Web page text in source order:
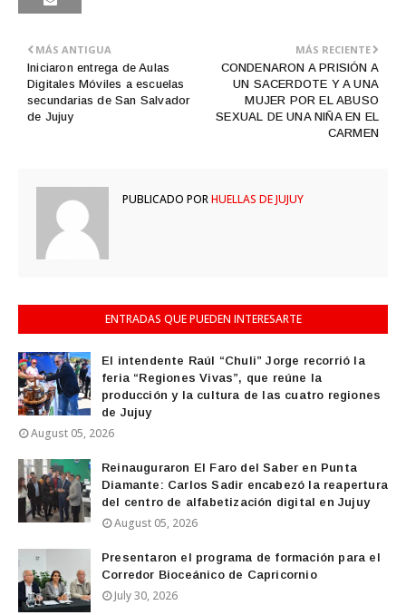
MÁS RECIENTE
CONDENARON A PRISIÓN A
UN SACERDOTE Y A UNA
MUJER POR EL ABUSO
SEXUAL DE UNA NIÑA EN EL
CARMEN
MÁS ANTIGUA
Iniciaron entrega de Aulas
Digitales Móviles a escuelas
secundarias de San Salvador
de Jujuy
PUBLICADO PORHUELLAS DE JUJUY
ENTRADAS QUE PUEDEN INTERESARTE
El intendente Raúl “Chuli” Jorge recorrió la
feria “Regiones Vivas”, que reúne la
producción y la cultura de las cuatro regiones
de Jujuy
August 05, 2026
Reinauguraron El Faro del Saber en Punta
Diamante: Carlos Sadir encabezó la reapertura
del centro de alfabetización digital en Jujuy
August 05, 2026
Presentaron el programa de formación para el
Corredor Bioceánico de Capricornio
July 30, 2026